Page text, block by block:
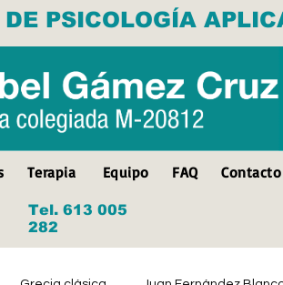
DE PSICOLOGÍA
Terapia Equipo FAQ Contacto
Tel. 613 005
282